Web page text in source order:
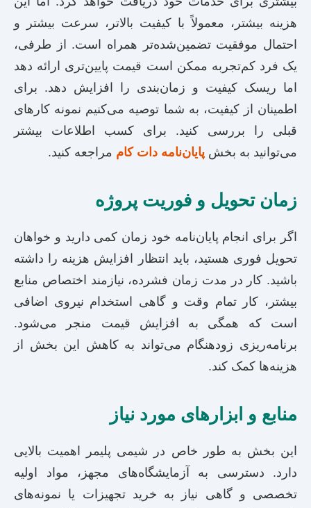
هزینه بیشتر، معمولاً با کیفیت بالاتر، سرعت بیشتر و
احتمال موفقیت تضمین‌شده‌تر همراه است. از طرفی،
یک فرد کم‌تجربه ممکن است قیمت پایین‌تری ارائه دهد
اما ریسک کیفیت و زمان‌بندی را افزایش دهد. برای
اطمینان از کیفیت، به شما توصیه می‌کنیم نمونه کارهای
قبلی را بررسی کنید. برای کسب اطلاعات بیشتر
می‌توانید به بخش پایان‌نامه دات کام مراجعه کنید.
زمان تحویل و فوریت پروژه
اگر برای انجام پایان‌نامه خود زمان کمی دارید و خواهان
تحویل فوری هستید، باید انتظار افزایش هزینه را داشته
باشید. کار در مدت زمان فشرده، نیازمند اختصاص منابع
بیشتر، کار تمام وقت و گاهی استخدام نیروی اضافی
است که همگی به افزایش قیمت منجر می‌شود.
برنامه‌ریزی زودهنگام می‌تواند به کاهش این بخش از
هزینه‌ها کمک کند.
منابع و ابزارهای مورد نیاز
این بخش به طور خاص در شیمی پلیمر اهمیت بالایی
دارد. دسترسی به آزمایشگاه‌های مجهز، مواد اولیه
تخصصی و گاهی نیاز به خرید تجهیزات یا نمونه‌های